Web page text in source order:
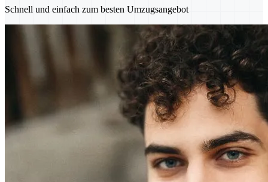
Schnell und einfach zum besten Umzugsangebot